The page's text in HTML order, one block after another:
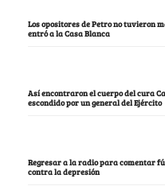
Los opositores de Petro no tuvieron
entró a la Casa Blanca
Así encontraron el cuerpo del cura
escondido por un general del Ejército
Regresar a la radio para comentar
contra la depresión